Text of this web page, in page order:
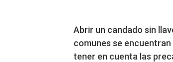
Abrir un candado sin
comunes se
tener en cuenta las